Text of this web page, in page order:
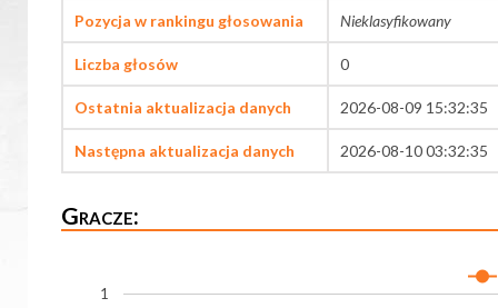
Pozycja w rankingu głosowania Nieklasyfikowany
Liczba głosów 0
Ostatnia aktualizacja danych 2026-08-09 15:32:35
Następna aktualizacja danych 2026-08-10 03:32:35
Gracze:
1